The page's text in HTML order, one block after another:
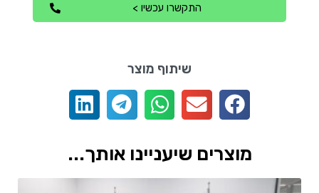
התקשרו עכשיו >
שיתוף מוצר
מוצרים שיעניינו אותך...